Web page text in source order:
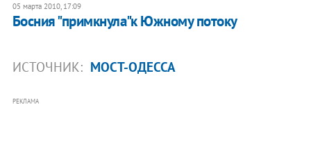
05 марта 2010, 17:09
Босния "примкнула"к Южному потоку
ИСТОЧНИК: МОСТ-ОДЕССА
РЕКЛАМА